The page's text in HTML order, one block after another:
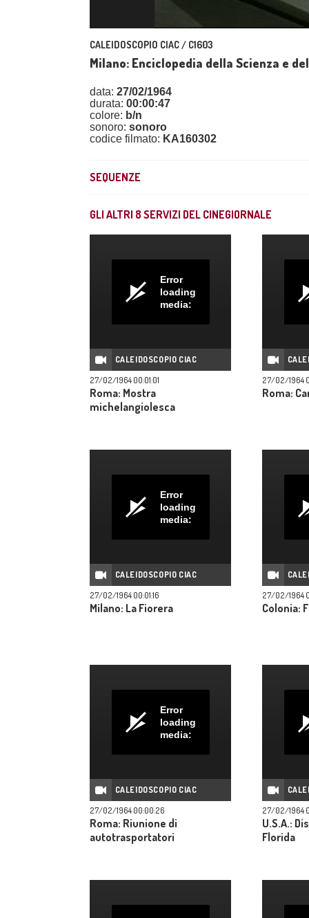
CALEIDOSCOPIO CIAC / C1603
Milano: Enciclopedia della Scienza e
data: 27/02/1964
durata: 00:00:47
colore: b/n
sonoro: sonoro
codice filmato: KA160302
SEQUENZE
GLI ALTRI 8 SERVIZI DEL CINEGIORNALE
Error
loading
media:
CALEIDOSCOPIO CIAC
27/02/1964 00:01:01
Roma: Mostra
michelangiolesca
27/02/1964
Roma:
Error
loading
media:
CALEIDOSCOPIO CIAC
27/02/1964 00:01:16
Milano: La Fiorera
27/02/1964
Colonia:
Error
loading
media:
CALEIDOSCOPIO CIAC
27/02/1964 00:00:26
Roma: Riunione di
autotrasportatori
27/02/1964
U.S.A.:
Florida